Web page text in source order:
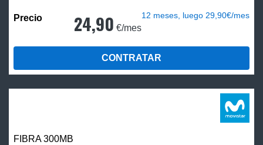
24,90 €/mes
12 meses, luego 29,90€/mes
CONTRATAR
FIBRA 300MB